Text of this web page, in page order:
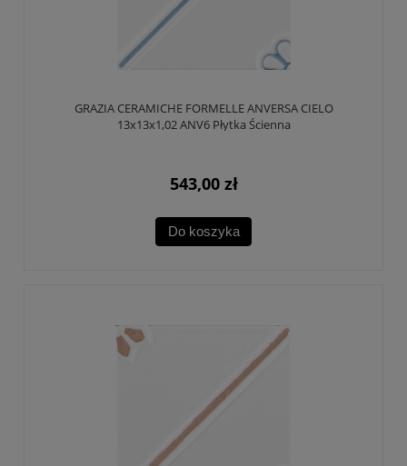
GRAZIA CERAMICHE FORMELLE ANVERSA CIELO
13x13x1,02 ANV6 Płytka Ścienna
543,00 zł
Do koszyka